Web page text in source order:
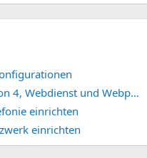
Synology DSM 7.2/7.3, Web Station 4, Webdienst und Webportal erstellen (ehemals vHost)
einrichten
einrichten